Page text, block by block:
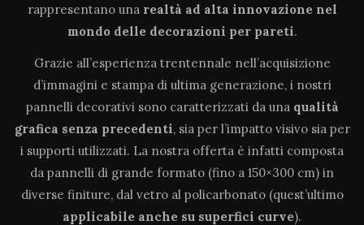
rappresentano una realtà ad alta innovazione nel
mondo delle decorazioni per pareti.
Grazie all’esperienza trentennale nell’acquisizione
d’immagini e stampa di ultima generazione, i nostri
pannelli decorativi sono caratterizzati da una qualità
grafica senza precedenti, sia per l’impatto visivo sia per
i supporti utilizzati. La nostra offerta è infatti composta
da pannelli di grande formato (fino a 150×300 cm) in
diverse finiture, dal vetro al policarbonato (quest’ultimo
applicabile anche su superfici curve).